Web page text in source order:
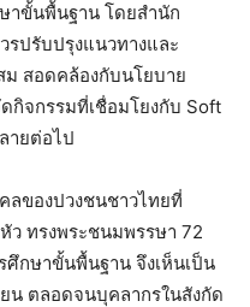
าขั้นพื้นฐาน โดยสำนัก
ปรับปรุงแนวทางและ
สอดคล้องกับนโยบาย
กิจกรรมที่เชื่อมโยงกับ Soft
ายต่อไป
ลของปวงชนชาวไทยที่
ว ทรงพระชนมพรรษา 72
กษาขั้นพื้นฐาน จึงเห็นเป็น
น ตลอดจนบุคลากรในสังกัด